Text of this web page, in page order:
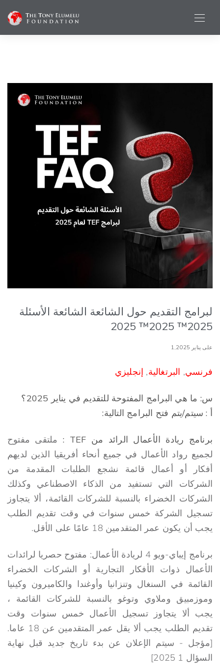
لبرامج التقديم حول الشائعة الشائعة الأسئلة
2025™ 2025™ 2025
على يناير 1,2025
فرنسي, البرتغالية, إنجليزي
س: ما هي البرامج المفتوحة للتقديم في يناير
أ : سيتم/يتم فتح البرامج التالية:
برنامج ريادة الأعمال الرائد من
ملتقى مفتوح
لجميع رواد الأعمال في جميع أنحاء أفريقيا الذين لديهم
أفكار أو أعمال قائمة نشجع الطلبات المقدمة من
الشركات التي تستفيد من الذكاء الاصطناعي وكذلك
الشركات الخضراء بالنسبة للشركات القائمة، ألا يتجاوز
تسجيل الشركة خمس سنوات في وقت تقديم الطلب
يجب أن يكون عمر المتقدمين 18 عامًا على الأقل.
برنامج إيباي-ويو 4 لريادة الأعمال: مفتوح حصريا لرائدات
الأعمال ذوات الأفكار التجارية أو الشركات الخضراء
القائمة في السنغال وتنزانيا وأوغندا والكاميرون وكينيا
وموزمبيق وملاوي وتوغو بالنسبة للشركات القائمة ،
يجب ألا يتجاوز تسجيل الأعمال خمس سنوات وقت
تقديم الطلب يجب ألا يقل عمر المتقدمين عن 18 عاما.
[مؤجل - سيتم الإعلان عن بدء تاريخ جديد قبل نهاية
السؤال 1 2025]